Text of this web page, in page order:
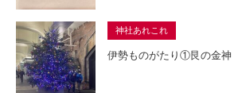
神社あれこれ
伊勢ものがたり①艮の金神